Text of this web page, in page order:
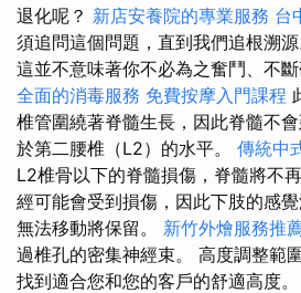
退化呢？ 新店安養院的專業服務 台
須追問這個問題，直到我們追根溯源
這並不意味著你不必為之奮鬥、不斷
全面的消毒服務 免費按摩入門課程
椎管圍繞著脊髓生長，因此脊髓不
於第二腰椎（L2）的水平。 傳統中
L2椎骨以下的脊髓損傷，脊髓將不
經可能會受到損傷，因此下肢的感
無法移動將保留。 新竹外燴服務推
過椎孔的密集神經束。 高度調整範
找到適合您和您的客戶的舒適高度。